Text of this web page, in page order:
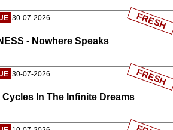
30-07-2026
- Nowhere Speaks
FRESH
30-07-2026
Cycles In The Infinite Dreams
FRESH